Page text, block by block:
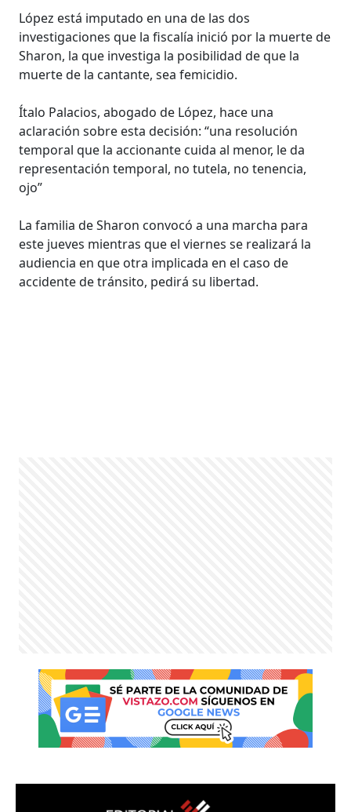
López está imputado en una de las dos
investigaciones que la fiscalía inició por la muerte de
Sharon, la que investiga la posibilidad de que la
muerte de la cantante, sea femicidio.
Ítalo Palacios, abogado de López, hace una
aclaración sobre esta decisión: “una resolución
temporal que la accionante cuida al menor, le da
representación temporal, no tutela, no tenencia,
ojo”
La familia de Sharon convocó a una marcha para
este jueves mientras que el viernes se realizará la
audiencia en que otra implicada en el caso de
accidente de tránsito, pedirá su libertad.